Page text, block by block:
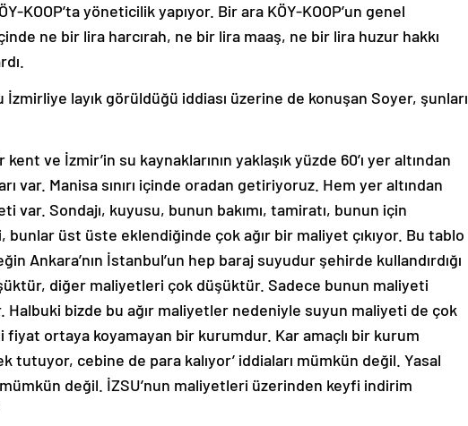
KOOP’ta yöneticilik yapıyor. Bir ara KÖY-KOOP’un genel
ne bir lira harcırah, ne bir lira maaş, ne bir lira huzur hakkı
İzmirliye layık görüldüğü iddiası üzerine de konuşan Soyer, şunları
ve İzmir’in su kaynaklarının yaklaşık yüzde 60’ı yer altından
var. Manisa sınırı içinde oradan getiriyoruz. Hem yer altından
var. Sondajı, kuyusu, bunun bakımı, tamiratı, bunun için
bunlar üst üste eklendiğinde çok ağır bir maliyet çıkıyor. Bu tablo
Ankara’nın İstanbul’un hep baraj suyudur şehirde kullandırdığı
diğer maliyetleri çok düşüktür. Sadece bunun maliyeti
Halbuki bizde bu ağır maliyetler nedeniyle suyun maliyeti de çok
ortaya koyamayan bir kurumdur. Kar amaçlı bir kurum
tutuyor, cebine de para kalıyor’ iddiaları mümkün değil. Yasal
değil. İZSU’nun maliyetleri üzerinden keyfi indirim